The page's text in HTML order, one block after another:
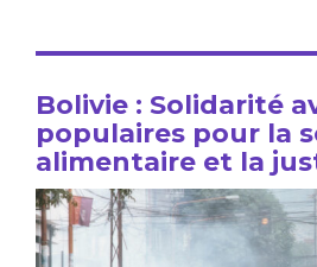
Bolivie : Solidarité
populaires pour la
alimentaire et la